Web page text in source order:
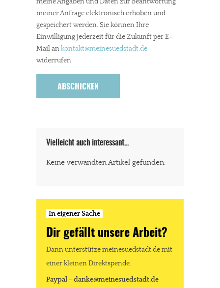
meiner Anfrage elektronisch erhoben und
gespeichert werden. Sie können Ihre
Einwilligung jederzeit für die Zukunft per E-
Mail ankontakt@meinesuedstadt.de
widerrufen.
Vielleicht auch interessant…
Keine verwandten Artikel gefunden.
In eigener Sache
Dir gefällt unsere Arbeit?
Dann unterstütze meinesuedstadt.de mit
einer kleinen Direktspende.
Paypal - danke@meinesuedstadt.de